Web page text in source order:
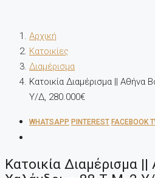
Αρχική
Κατοικίες
Διαμέρισμα
Κατοικία Διαμέρισμα || Αθήνα
Υ/Δ, 280.000€
WHATSAPP PINTEREST FACEBOOK
Κατοικία Διαμέρισμα